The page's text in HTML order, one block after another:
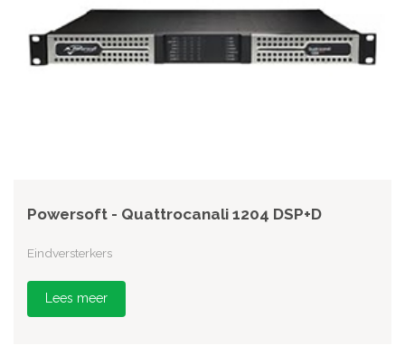
Powersoft - Quattrocanali 1204 DSP+D
Eindversterkers
Lees meer